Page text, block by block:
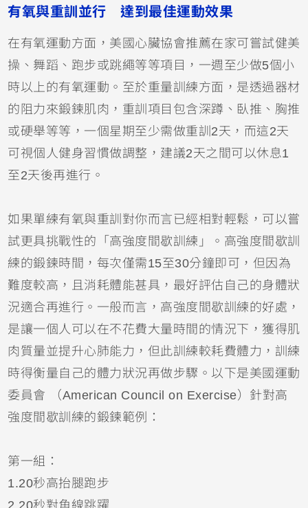
有氧與重訓並行 達到最佳運動效果
在有氧運動方面，美國心臟協會推薦在家可嘗試健美
操、舞蹈、跑步或跳繩等等項目，一週至少做5個小
時以上的有氧運動。至於重量訓練方面，是透過器材
的阻力來鍛鍊肌肉，重訓項目包含深蹲、臥推、胸推
或硬舉等等，一個星期至少需做重訓2天，而這2天
可視個人健身習慣做調整，建議2天之間可以休息1
至2天後再進行。
如果單練有氧與重訓對你而言已經相對輕鬆，可以嘗
試更具挑戰性的「高強度間歇訓練」。高強度間歇訓
練的鍛鍊時間，每次僅需15至30分鐘即可，但因為
難度較高，且消耗體能甚具，最好評估自己的身體狀
況適合再進行。一般而言，高強度間歇訓練的好處，
是讓一個人可以在不花費大量時間的情況下，獲得肌
肉質量並提升心肺能力，但此訓練較耗費體力，訓練
時得衡量自己的體力狀況再做步驟。以下是美國運動
委員會 （American Council on Exercise）針對高
強度間歇訓練的鍛鍊範例：
第一組：
1.20秒高抬腿跑步
2.20秒對角線跳躍